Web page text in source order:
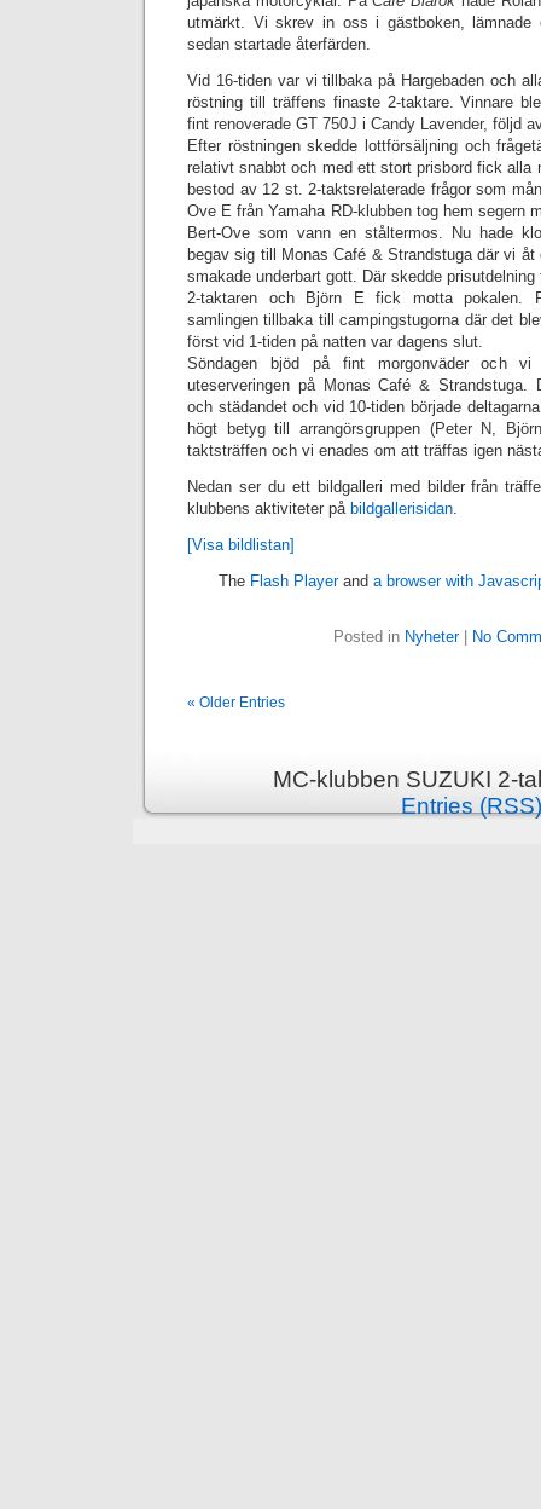
utmärkt. Vi skrev in oss i gästboken, lämnade
sedan startade återfärden.
Vid 16-tiden var vi tillbaka på Hargebaden och
röstning till träffens finaste 2-taktare. Vinnare
fint renoverade GT 750J i Candy Lavender, följd
Efter röstningen skedde lottförsäljning och
relativt snabbt och med ett stort prisbord fick alla
bestod av 12 st. 2-taktsrelaterade frågor som
Ove E från Yamaha RD-klubben tog hem segern
Bert-Ove som vann en ståltermos. Nu hade
begav sig till Monas Café & Strandstuga där vi åt
smakade underbart gott. Där skedde
2-taktaren och Björn E fick motta pokalen.
samlingen tillbaka till campingstugorna där det
först vid 1-tiden på natten var dagens slut.
Söndagen bjöd på fint morgonväder och
uteserveringen på Monas Café & Strandstuga.
och städandet och vid 10-tiden började
högt betyg till arrangörsgruppen (Peter N,
taktsträffen och vi enades om att träffas igen
Nedan ser du ett bildgalleri med bilder från
klubbens aktiviteter på bildgallerisidan
[Visa bildlistan]
The Flash Playerand a browser with
Posted in Nyheter| No
« Older Entries
MC-klubben SUZUKI 2-
Entries (RSS)